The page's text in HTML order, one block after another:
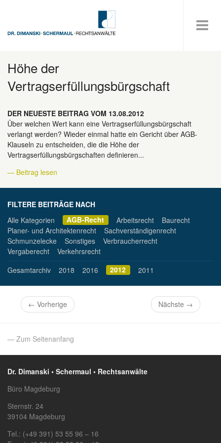
Höhe der
Vertragserfüllungsbürgschaft
DER NEUESTE BEITRAG VOM 13.08.2012
Über welchen Wert kann eine Vertragserfüllungsbürgschaft
verlangt werden? Wieder einmal hatte ein Gericht über AGB-
Klauseln zu entscheiden, die die Höhe der
Vertragserfüllungsbürgschaften definieren...
— Beitrag lesen
FILTERE BEITRÄGE NACH
Alle Kategorien
AGB-Recht Arbeitsrecht
Baurecht
Planer- und Architektenrecht
Sachverständigenrecht
Schmunzelecke
Sonstiges
Verbraucherrecht
Vergaberecht
Verkehrsrecht
Gesamtarchiv
2018 2016 2012 2011
← Vorherige Nächste →
— Zum Seitenanfang
Dr. Dimanski • Schermaul • Rechtsanwälte
Büro Magdeburg
Sternstr. 24
39104 Magdeburg
Tel.: (+49 391) 53 55 96 – 16